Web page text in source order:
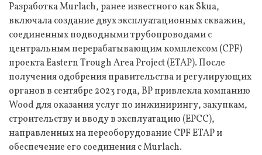
Разработка Murlach, ранее известного как Skua,
включала создание двух эксплуатационных скважин,
соединенных подводными трубопроводами с
центральным перерабатывающим комплексом (CPF)
проекта Eastern Trough Area Project (ETAP). После
получения одобрения правительства и регулирующих
органов в сентябре 2023 года, BP привлекла компанию
Wood для оказания услуг по инжинирингу, закупкам,
строительству и вводу в эксплуатацию (EPCC),
направленных на переоборудование CPF ETAP и
обеспечение его соединения с Murlach.